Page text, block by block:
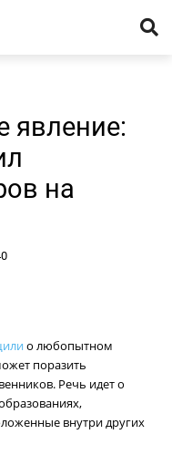
явление:
на
о любопытном
поразить
Речь идет о
внутри других